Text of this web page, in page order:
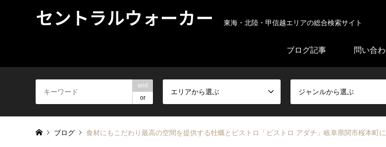
セントラルウォーカー 東海・北陸・甲信越エリアの総合検索サイト
ブログ記事 問い合
and
or
エリアから選ぶ ジャンルから選ぶ
ブログ 食材にもこだわり最高の空間を提供する牡蠣とビストロ「ビストロ アダチ」岐阜県関市桜本町に